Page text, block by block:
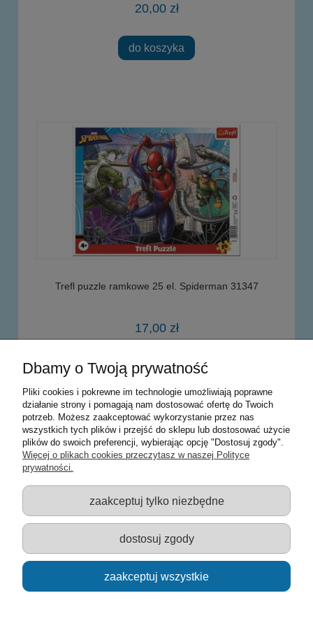
20,00 zł
do koszyka
Trefl puzzle ramkowe 25 el. Spiderman 31347
17,00 zł
do koszyka
Warunki zakupów
Moje konto
Informacje o sklepie
Sklep z zabawkami Łódź :: Hurownia zabawek :: Zabawki
edukacyjne :: Zestawy artystyczne :: Zabawki :: samochody Welly
:: Zabawkownia :: zabawki dla dzieci :: Lalki :: Klocki :: Artykuły
szkolne ::
Dbamy o Twoją prywatność
Pliki cookies i pokrewne im technologie umożliwiają poprawne
działanie strony i pomagają nam dostosować ofertę do Twoich
potrzeb. Możesz zaakceptować wykorzystanie przez nas
wszystkich tych plików i przejść do sklepu lub dostosować użycie
plików do swoich preferencji, wybierając opcję "Dostosuj zgody".
Więcej o plikach cookies przeczytasz w naszej Polityce
prywatności.
zaakceptuj tylko niezbędne
dostosuj zgody
zaakceptuj wszystkie